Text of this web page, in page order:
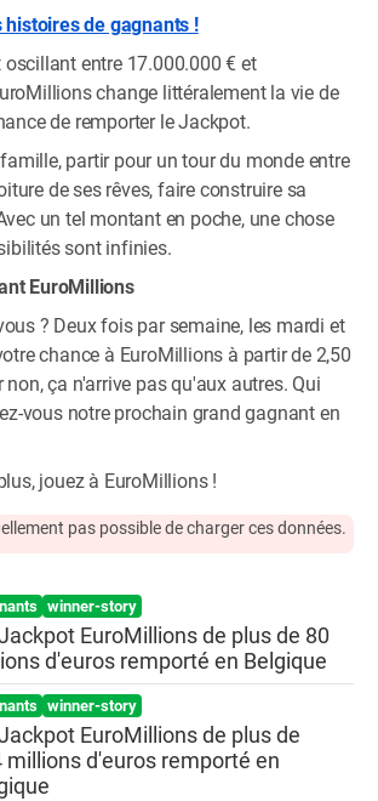
histoires de gagnants !
entre 17.000.000 € et
change littéralement la vie de
de remporter le Jackpot.
partir pour un tour du monde entre
de ses rêves, faire construire sa
un tel montant en poche, une chose
sont infinies.
EuroMillions
? Deux fois par semaine, les mardi et
chance à EuroMillions à partir de 2,50
non, ça n'arrive pas qu'aux autres. Qui
vous notre prochain grand gagnant en
jouez à EuroMillions !
pas possible de charger ces données.
winner-story
EuroMillions de plus de 80
d'euros remporté en Belgique
winner-story
EuroMillions de plus de
millions d'euros remporté en